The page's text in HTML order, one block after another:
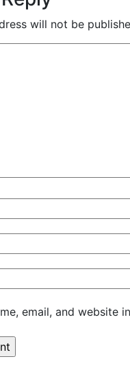
will not be
email, and website